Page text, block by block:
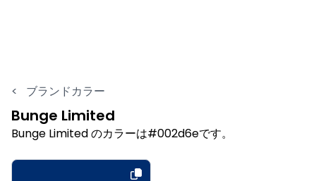
< ブランドカラー
Bunge Limited
Bunge Limited のカラーは#002d6eです。